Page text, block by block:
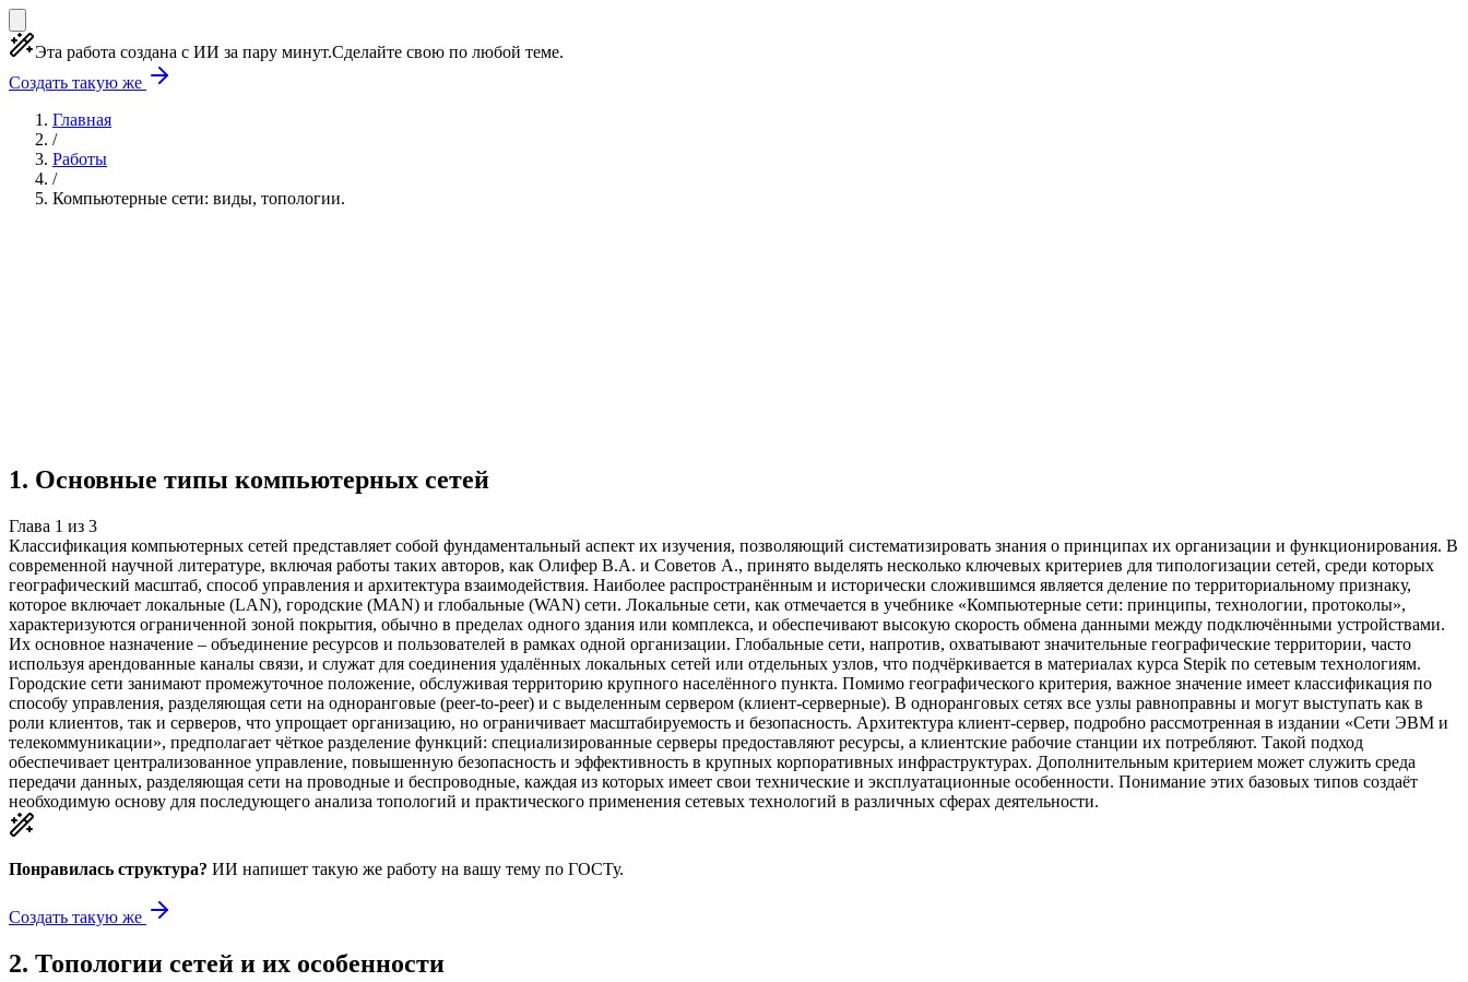
Эта работа создана с ИИ за пару минут.Сделайте свою по любой теме.
Создать такую же
Главная
/
Работы
/
Компьютерные сети: виды, топологии.
1. Основные типы компьютерных сетей
Глава 1 из 3
Классификация компьютерных сетей представляет собой фундаментальный аспект их изучения, позволяющий систематизировать знания о принципах их организации и функционирования. В
современной научной литературе, включая работы таких авторов, как Олифер В.А. и Советов А., принято выделять несколько ключевых критериев для типологизации сетей, среди которых
географический масштаб, способ управления и архитектура взаимодействия. Наиболее распространённым и исторически сложившимся является деление по территориальному признаку,
которое включает локальные (LAN), городские (MAN) и глобальные (WAN) сети. Локальные сети, как отмечается в учебнике «Компьютерные сети: принципы, технологии, протоколы»,
характеризуются ограниченной зоной покрытия, обычно в пределах одного здания или комплекса, и обеспечивают высокую скорость обмена данными между подключёнными устройствами.
Их основное назначение – объединение ресурсов и пользователей в рамках одной организации. Глобальные сети, напротив, охватывают значительные географические территории, часто
используя арендованные каналы связи, и служат для соединения удалённых локальных сетей или отдельных узлов, что подчёркивается в материалах курса Stepik по сетевым технологиям.
Городские сети занимают промежуточное положение, обслуживая территорию крупного населённого пункта. Помимо географического критерия, важное значение имеет классификация по
способу управления, разделяющая сети на одноранговые (peer-to-peer) и с выделенным сервером (клиент-серверные). В одноранговых сетях все узлы равноправны и могут выступать как в
роли клиентов, так и серверов, что упрощает организацию, но ограничивает масштабируемость и безопасность. Архитектура клиент-сервер, подробно рассмотренная в издании «Сети ЭВМ и
телекоммуникации», предполагает чёткое разделение функций: специализированные серверы предоставляют ресурсы, а клиентские рабочие станции их потребляют. Такой подход
обеспечивает централизованное управление, повышенную безопасность и эффективность в крупных корпоративных инфраструктурах. Дополнительным критерием может служить среда
передачи данных, разделяющая сети на проводные и беспроводные, каждая из которых имеет свои технические и эксплуатационные особенности. Понимание этих базовых типов создаёт
необходимую основу для последующего анализа топологий и практического применения сетевых технологий в различных сферах деятельности.
Понравилась структура? ИИ напишет такую же работу на вашу тему по ГОСТу.
Создать такую же
2. Топологии сетей и их особенности